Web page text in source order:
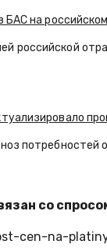
на
российской
со
cen-na-